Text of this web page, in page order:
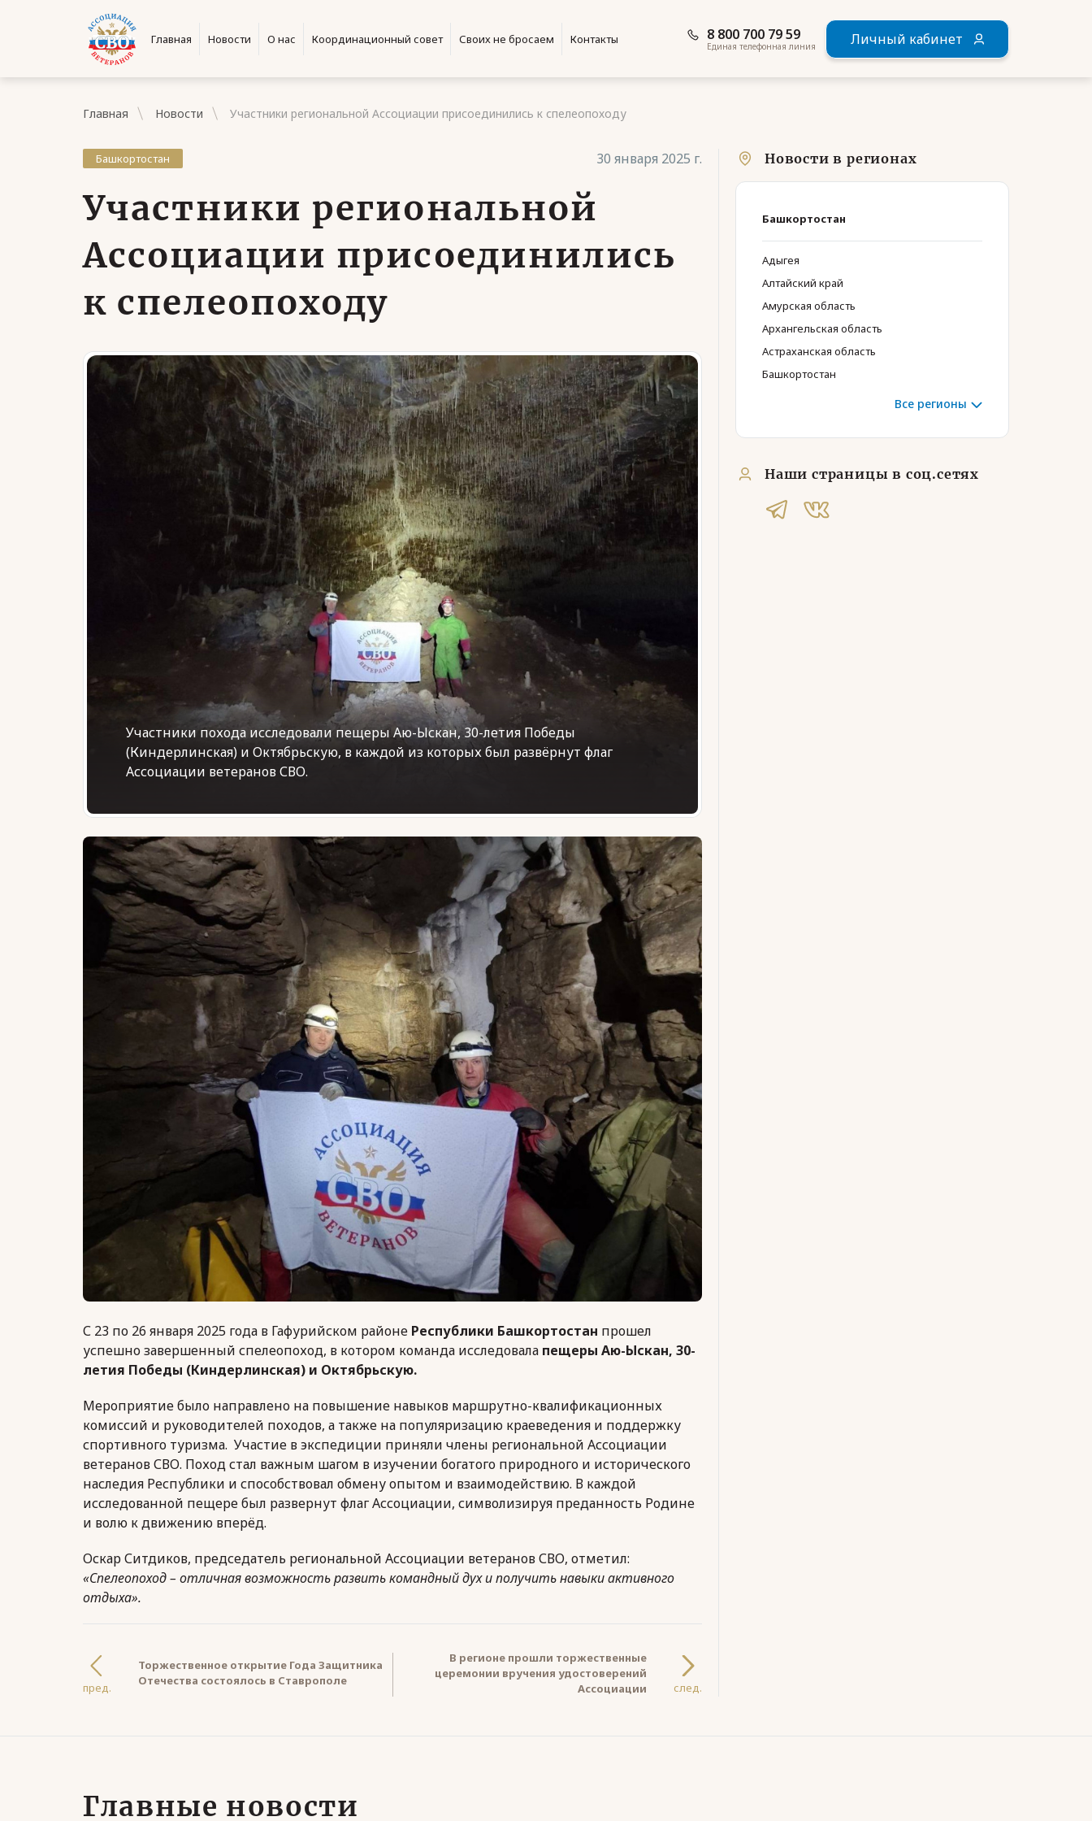
Главная Новости О нас Координационный совет Своих не бросаем Контакты 8 800 700 79 59
Единая телефонная линия Личный кабинет
Главная Новости Участники региональной Ассоциации присоединились к спелеопоходу
Башкортостан 30 января 2025 г.
Участники региональной
Ассоциации присоединились
к спелеопоходу
Участники похода исследовали пещеры Аю-Ыскан, 30-летия Победы
(Киндерлинская) и Октябрьскую, в каждой из которых был развёрнут флаг
Ассоциации ветеранов СВО.
С 23 по 26 января 2025 года в Гафурийском районе Республики Башкортостан прошел
успешно завершенный спелеопоход, в котором команда исследовала пещеры Аю-Ыскан, 30-
летия Победы (Киндерлинская) и Октябрьскую.
Мероприятие было направлено на повышение навыков маршрутно-квалификационных
комиссий и руководителей походов, а также на популяризацию краеведения и поддержку
спортивного туризма. Участие в экспедиции приняли члены региональной Ассоциации
ветеранов СВО. Поход стал важным шагом в изучении богатого природного и исторического
наследия Республики и способствовал обмену опытом и взаимодействию. В каждой
исследованной пещере был развернут флаг Ассоциации, символизируя преданность Родине
и волю к движению вперёд.
Оскар Ситдиков, председатель региональной Ассоциации ветеранов СВО, отметил:
«Спелеопоход – отличная возможность развить командный дух и получить навыки активного
отдыха».
пред.
Торжественное открытие Года Защитника
Отечества состоялось в Ставрополе
В регионе прошли торжественные
церемонии вручения удостоверений
Ассоциации
след.
Новости в регионах
Башкортостан
Адыгея
Алтайский край
Амурская область
Архангельская область
Астраханская область
Башкортостан
Все регионы
Наши страницы в соц.сетях
Главные новости